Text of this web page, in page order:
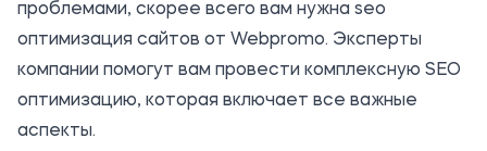
проблемами, скорее всего вам нужна seo
оптимизация сайтов от Webpromo. Эксперты
компании помогут вам провести комплексную SEO
оптимизацию, которая включает все важные
аспекты.